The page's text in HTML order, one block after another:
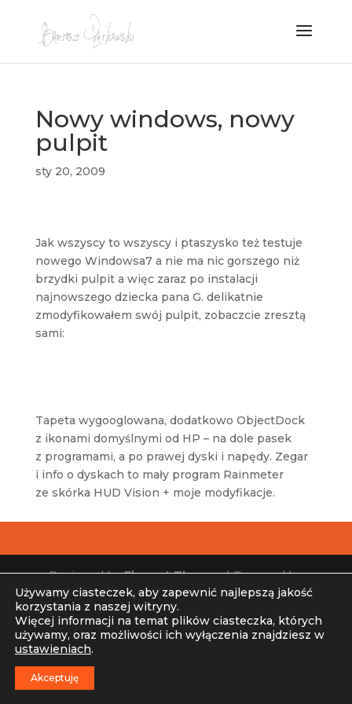
Nowy windows, nowy
pulpit
sty 20, 2009
Jak wszyscy to wszyscy i ptaszysko też testuje
nowego Windowsa7 a nie ma nic gorszego niż
brzydki pulpit a więc zaraz po instalacji
najnowszego dziecka pana G. delikatnie
zmodyfikowałem swój pulpit, zobaczcie zresztą
sami:
Tapeta wygooglowana, dodatkowo ObjectDock
z ikonami domyślnymi od HP – na dole pasek
z programami, a po prawej dyski i napędy. Zegar
i info o dyskach to mały program Rainmeter
ze skórka HUD Vision + moje modyfikacje.
Designed byElegant Themes| Powered by
WordPress
Używamy ciasteczek, aby zapewnić najlepszą jakość
korzystania z naszej witryny.
Więcej informacji na temat plików ciasteczka, których
używamy, oraz możliwości ich wyłączenia znajdziesz w
ustawieniach.
Akceptuję